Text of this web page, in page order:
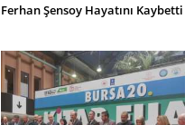
Ferhan Şensoy Hayatını Kaybetti